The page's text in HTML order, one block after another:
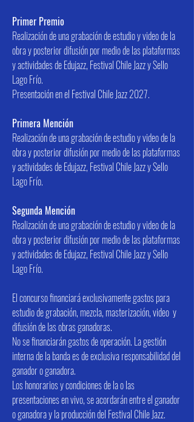
Primer Premio
Realización de una grabación de estudio y video de la
obra y posterior difusión por medio de las plataformas
y actividades de Edujazz, Festival Chile Jazz y Sello
Lago Frío.
Presentación en el Festival Chile Jazz 2027.
Primera Mención
Realización de una grabación de estudio y video de la
obra y posterior difusión por medio de las plataformas
y actividades de Edujazz, Festival Chile Jazz y Sello
Lago Frío.
Segunda Mención
Realización de una grabación de estudio y video de la
obra y posterior difusión por medio de las plataformas
y actividades de Edujazz, Festival Chile Jazz y Sello
Lago Frío.
El concurso financiará exclusivamente gastos para
estudio de grabación, mezcla, masterización, video y
difusión de las obras ganadoras.
No se financiarán gastos de operación. La gestión
interna de la banda es de exclusiva responsabilidad del
ganador o ganadora.
Los honorarios y condiciones de la o las
presentaciones en vivo, se acordarán entre el ganador
o ganadora y la producción del Festival Chile Jazz.